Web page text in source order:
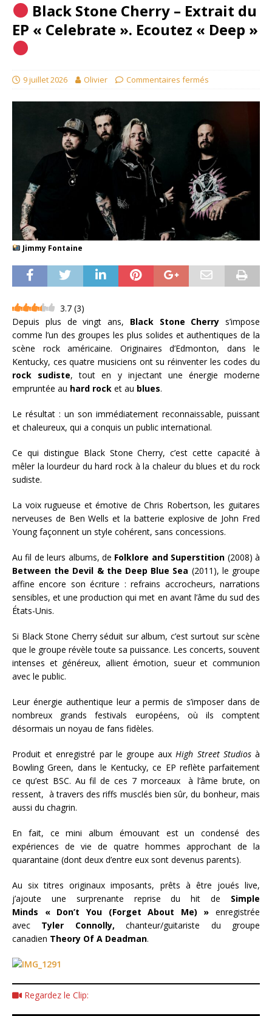
Black Stone Cherry – Extrait du
EP « Celebrate ». Ecoutez « Deep »
9 juillet 2026 Olivier Commentaires fermés
Jimmy Fontaine
3.7 (3)
Depuis plus de vingt ans, Black Stone Cherry s’impose
comme l’un des groupes les plus solides et authentiques de la
scène rock américaine. Originaires d’Edmonton, dans le
Kentucky, ces quatre musiciens ont su réinventer les codes du
rock sudiste, tout en y injectant une énergie moderne
empruntée au hard rock et au blues.
Le résultat : un son immédiatement reconnaissable, puissant
et chaleureux, qui a conquis un public international.
Ce qui distingue Black Stone Cherry, c’est cette capacité à
mêler la lourdeur du hard rock à la chaleur du blues et du rock
sudiste.
La voix rugueuse et émotive de Chris Robertson, les guitares
nerveuses de Ben Wells et la batterie explosive de John Fred
Young façonnent un style cohérent, sans concessions.
Au fil de leurs albums, de Folklore and Superstition (2008) à
Between the Devil & the Deep Blue Sea (2011), le groupe
affine encore son écriture : refrains accrocheurs, narrations
sensibles, et une production qui met en avant l’âme du sud des
États-Unis.
Si Black Stone Cherry séduit sur album, c’est surtout sur scène
que le groupe révèle toute sa puissance. Les concerts, souvent
intenses et généreux, allient émotion, sueur et communion
avec le public.
Leur énergie authentique leur a permis de s’imposer dans de
nombreux grands festivals européens, où ils comptent
désormais un noyau de fans fidèles.
Produit et enregistré par le groupe auxHigh Street Studiosà
Bowling Green, dans le Kentucky, ce EP reflète parfaitement
ce qu’est BSC. Au fil de ces 7 morceaux à l’âme brute, on
ressent, à travers des riffs musclés bien sûr, du bonheur, mais
aussi du chagrin.
En fait, ce mini album émouvant est un condensé des
expériences de vie de quatre hommes approchant de la
quarantaine (dont deux d’entre eux sont devenus parents).
Au six titres originaux imposants, prêts à être joués live,
j’ajoute une surprenante reprise du hit de Simple
Minds
« Don’t You (Forget About Me) » enregistrée
avec Tyler Connolly,chanteur/guitariste du groupe
canadien Theory Of A Deadman.
Regardez le Clip: